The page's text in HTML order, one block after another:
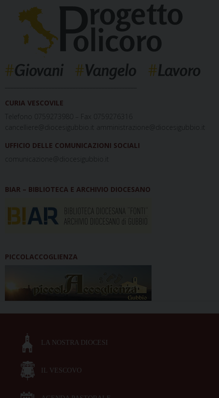
CURIA VESCOVILE
Telefono 0759273980 – Fax 0759276316
cancelliere@diocesigubbio.it amministrazione@diocesigubbio.it
UFFICIO DELLE COMUNICAZIONI SOCIALI
comunicazione@diocesigubbio.it
BIAR – BIBLIOTECA E ARCHIVIO DIOCESANO
PICCOLACCOGLIENZA
LA NOSTRA DIOCESI
IL VESCOVO